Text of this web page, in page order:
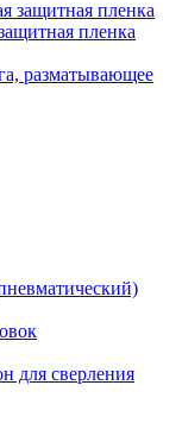
пленка
разматывающее
для сверления